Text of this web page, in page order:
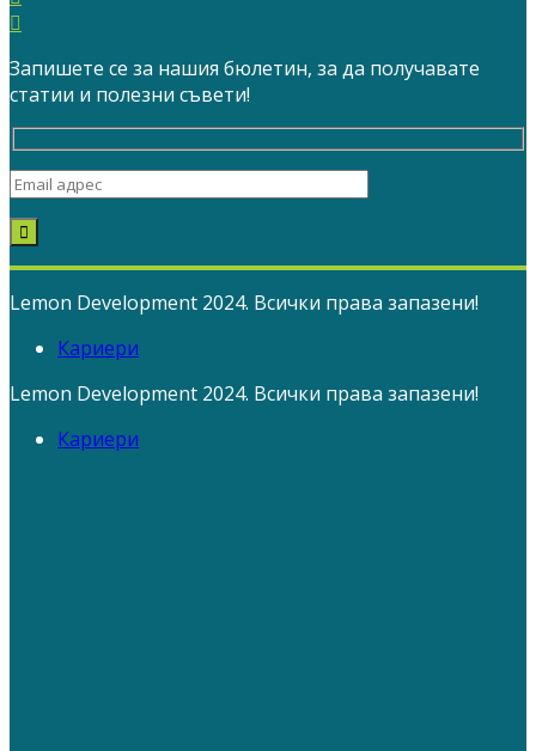
Запишете се за нашия бюлетин, за да получавате
статии и полезни съвети!
Lemon Development 2024. Всички права запазени!
Кариери
Lemon Development 2024. Всички права запазени!
Кариери